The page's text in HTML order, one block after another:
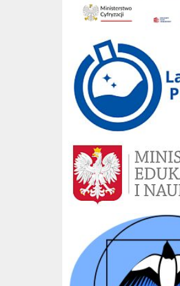
Laboratoria przyszłości
Ministerstwo Edukacji Narodowej